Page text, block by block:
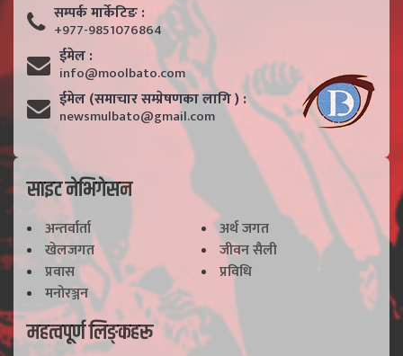
सम्पर्क मार्केटिङ :
+977-9851076864
ईमेल :
info@moolbato.com
ईमेल (समाचार सम्प्रेषणका लागि ) :
newsmulbato@gmail.com
साइट नेभिगेसन
अन्तर्वार्ता
अर्थ जगत
खेलजगत
जीवन सैली
प्रवास
प्रविधि
मनोरञ्जन
महत्वपूर्ण लिङ्कहरू